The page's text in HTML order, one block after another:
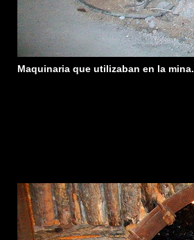
Maquinaria que utilizaban en la mina.